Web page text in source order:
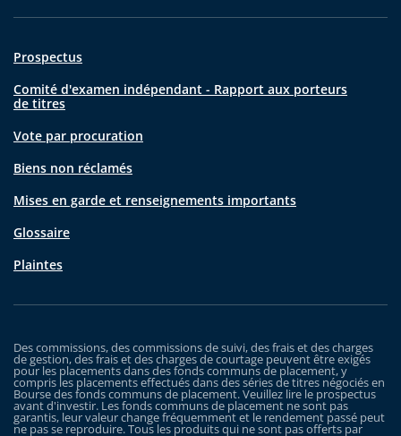
Prospectus
Comité d'examen indépendant - Rapport aux porteurs
de titres
Vote par procuration
Biens non réclamés
Mises en garde et renseignements importants
Glossaire
Plaintes
Des commissions, des commissions de suivi, des frais et des charges
de gestion, des frais et des charges de courtage peuvent être exigés
pour les placements dans des fonds communs de placement, y
compris les placements effectués dans des séries de titres négociés en
Bourse des fonds communs de placement. Veuillez lire le prospectus
avant d'investir. Les fonds communs de placement ne sont pas
garantis, leur valeur change fréquemment et le rendement passé peut
ne pas se reproduire. Tous les produits qui ne sont pas offerts par